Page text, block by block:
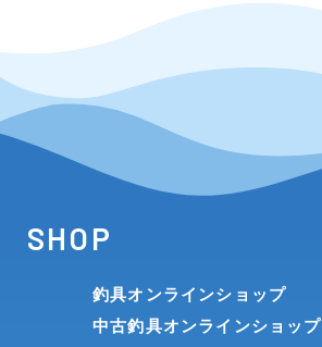
SHOP
釣具オンラインショップ
中古釣具オンラインショップ